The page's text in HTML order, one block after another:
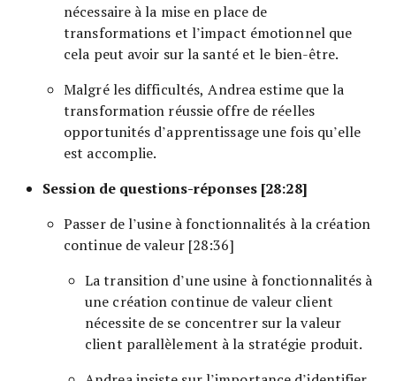
nécessaire à la mise en place de
transformations et l’impact émotionnel que
cela peut avoir sur la santé et le bien-être.
Malgré les difficultés, Andrea estime que la
transformation réussie offre de réelles
opportunités d’apprentissage une fois qu’elle
est accomplie.
Session de questions-réponses [28:28]
Passer de l’usine à fonctionnalités à la création
continue de valeur [28:36]
La transition d’une usine à fonctionnalités à
une création continue de valeur client
nécessite de se concentrer sur la valeur
client parallèlement à la stratégie produit.